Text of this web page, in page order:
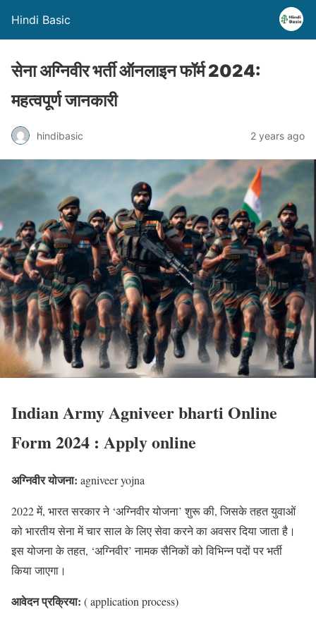
Hindi Basic
सेना अग्निवीर भर्ती ऑनलाइन फॉर्म 2024:
महत्वपूर्ण जानकारी
hindibasic 2 years ago
Indian Army Agniveer bharti Online
Form 2024 : Apply online
अग्निवीर योजना: agniveer yojna
2022 में, भारत सरकार ने ‘अग्निवीर योजना’ शुरू की, जिसके तहत युवाओं
को भारतीय सेना में चार साल के लिए सेवा करने का अवसर दिया जाता है।
इस योजना के तहत, ‘अग्निवीर’ नामक सैनिकों को विभिन्न पदों पर भर्ती
किया जाएगा।
आवेदन प्रक्रिया: ( application process)